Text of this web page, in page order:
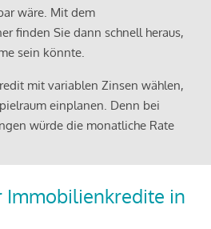
wäre. Mit dem
finden Sie dann schnell heraus,
sein könnte.
mit variablen Zinsen wählen,
einplanen. Denn bei
würde die monatliche Rate
Immobilienkredite in